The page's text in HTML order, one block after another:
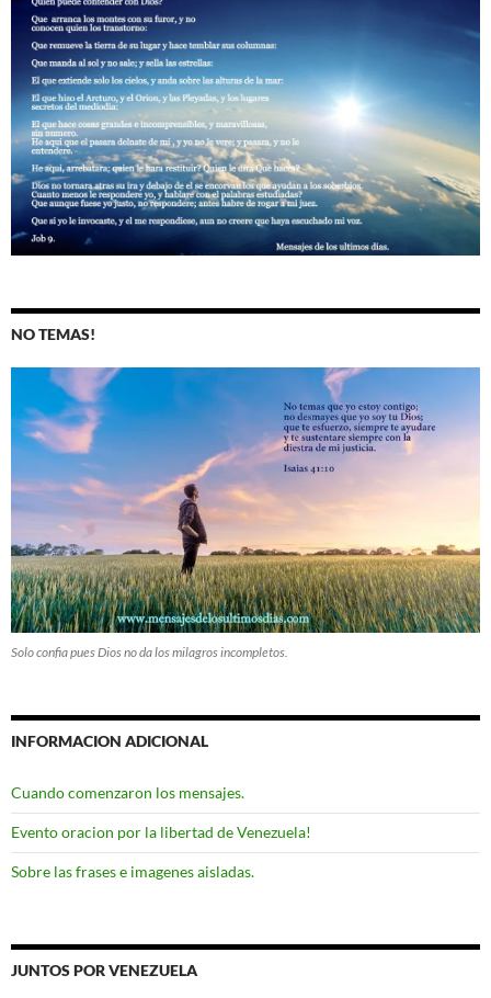
NO TEMAS!
Solo confia pues Dios no da los milagros incompletos.
INFORMACION ADICIONAL
Cuando comenzaron los mensajes.
Evento oracion por la libertad de Venezuela!
Sobre las frases e imagenes aisladas.
JUNTOS POR VENEZUELA